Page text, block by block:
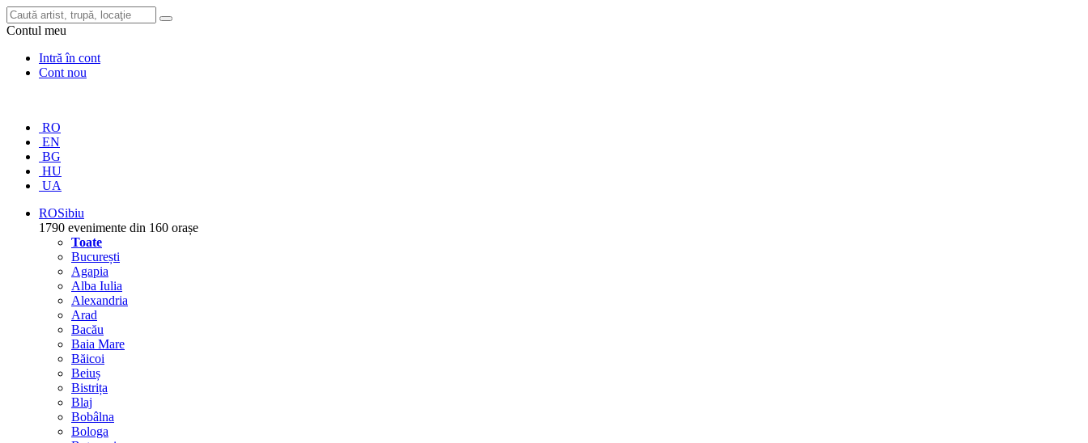
Contul meu
Intră în cont
Cont nou
RO
EN
BG
HU
UA
ROSibiu
1790 evenimente din 160 orașe
Toate
București
Agapia
Alba Iulia
Alexandria
Arad
Bacău
Baia Mare
Băicoi
Beiuș
Bistrița
Blaj
Bobâlna
Bologa